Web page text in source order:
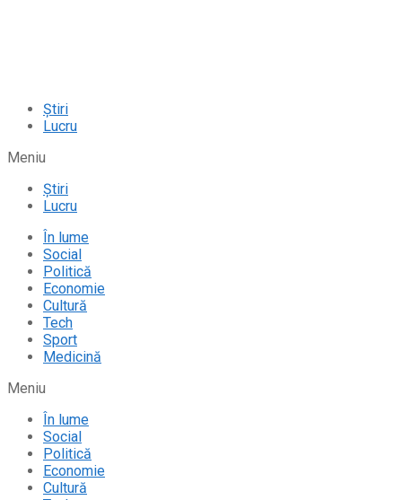
Știri
Lucru
Meniu
Știri
Lucru
În lume
Social
Politică
Economie
Cultură
Tech
Sport
Medicină
Meniu
În lume
Social
Politică
Economie
Cultură